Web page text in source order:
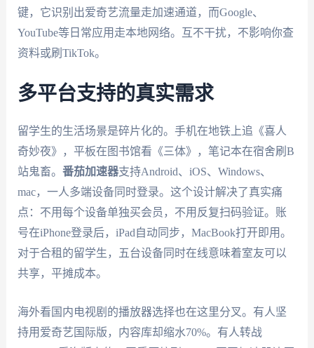
键，它识别出爱奇艺流量走加速通道，而Google、
YouTube等日常应用走本地网络。互不干扰，不影响你查
资料或刷TikTok。
多平台支持的真实需求
留学生的生活场景是碎片化的。手机在地铁上追《喜人
奇妙夜》，平板在图书馆看《三体》，笔记本在宿舍刷B
站鬼畜。 番茄加速器支持Android、iOS、Windows、
mac，一人多端设备同时登录。这个设计解决了真实痛
点：不用每个设备单独买会员，不用反复扫码验证。账
号在iPhone登录后，iPad自动同步，MacBook打开即用。
对于合租的留学生，五台设备同时在线意味着室友可以
共享，平摊成本。
海外看国内电视剧的播放器选择也在这里分叉。有人坚
持用爱奇艺国际版，内容库却缩水70%。有人转战